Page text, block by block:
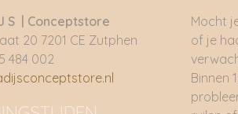
S | Conceptstore
20 7201 CE Zutphen
484 002
Mocht
of je
Binnen